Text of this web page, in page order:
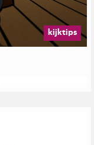
kijktips